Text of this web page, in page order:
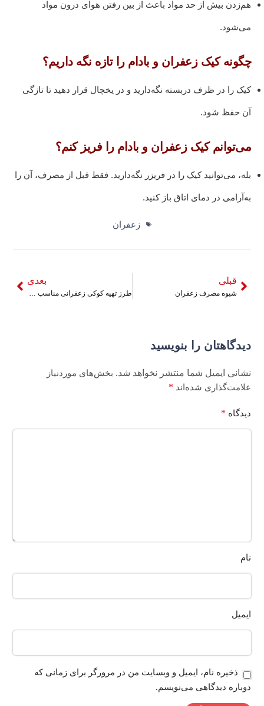
هم‌زدن بیش از حد مواد باعث از بین رفتن هوای درون مواد
می‌شود.
چگونه کیک زعفران و بادام را تازه نگه داریم؟
کیک را در ظرف دربسته نگه‌دارید و در یخچال قرار دهید تا تازگی
آن حفظ شود.
می‌توانم کیک زعفران و بادام را فریز کنم؟
بله، می‌توانید کیک را در فریزر نگه‌دارید. فقط قبل از مصرف، آن را
به‌آرامی در دمای اتاق باز کنید.
زعفران
قبلی
شیوه مصرف زعفران
بعدی
طرز تهیه کوکی زعفرانی مناسب گیاهخواران
دیدگاهتان را بنویسید
نشانی ایمیل شما منتشر نخواهد شد. بخش‌های موردنیاز
علامت‌گذاری شده‌اند *
دیدگاه *
نام
ایمیل
ذخیره نام، ایمیل و وبسایت من در مرورگر برای زمانی که
دوباره دیدگاهی می‌نویسم.